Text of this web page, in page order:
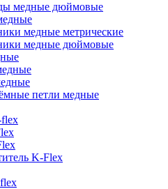
медные дюймовые
медные метрические
медные дюймовые
петли медные
flex
K-Flex